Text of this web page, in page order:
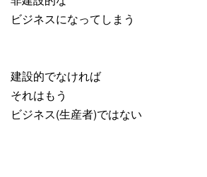
ビジネスになってしまう
建設的でなければ
それはもう
ビジネス(生産者)ではない